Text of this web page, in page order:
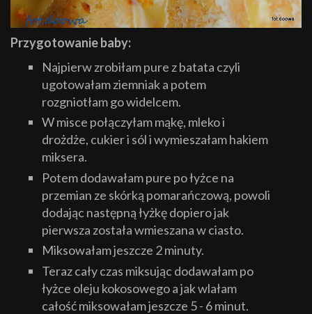
Przygotowanie baby:
Najpierw zrobiłam pure z batata czyli
ugotowałam ziemniak a potem
rozgniotłam go widelcem.
W misce połączyłam mąkę, mleko i
drożdże, cukier i sól i wymieszałam hakiem
miksera.
Potem dodawałam pure po łyżce na
przemian ze skórką pomarańczową, powoli
dodając następną łyżkę dopiero jak
pierwsza została wmieszana w ciasto.
Miksowałam jeszcze 2 minuty.
Teraz cały czas miksując dodawałam po
łyżce oleju kokosowego a jak wlałam
całość miksowałam jeszcze 5 - 6 minut.